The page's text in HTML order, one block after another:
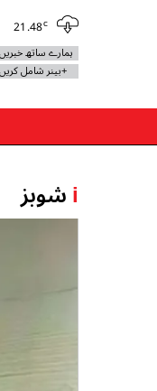
21.48c
ہمارے ساتھ خبریں
+بینر شامل کریں
iشوبز